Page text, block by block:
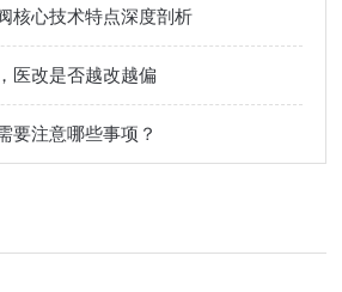
核心技术特点深度剖析
医改是否越改越偏
要注意哪些事项？